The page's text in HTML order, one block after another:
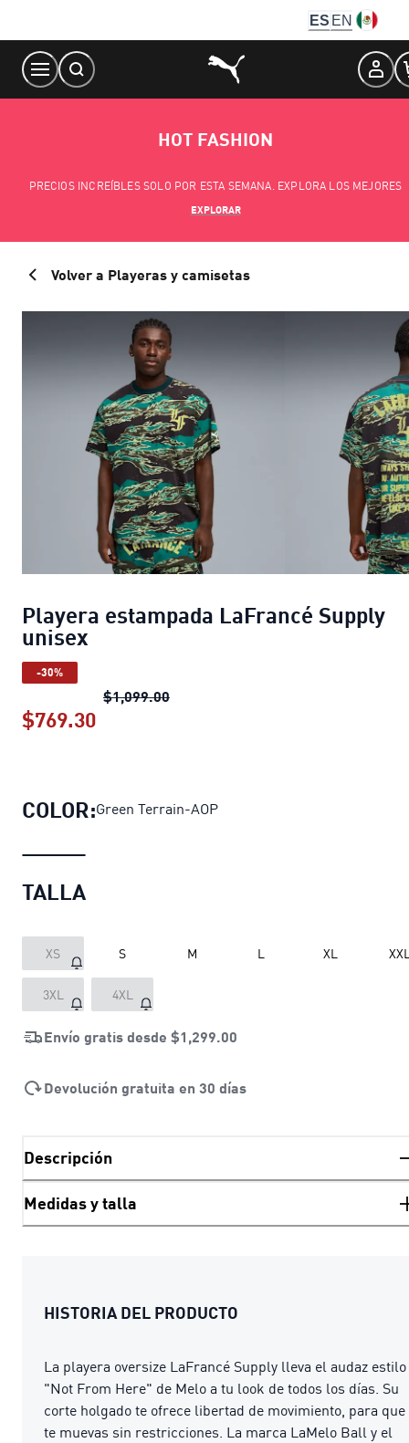
Content
ES EN
HOT FASHION
PRECIOS INCREÍBLES SOLO POR ESTA SEMANA. EXPLORA LOS MEJORES
EXPLORAR
Volver a Playeras y camisetas
Playera estampada LaFrancé Supply
unisex
-30%
$1,099.00Playera estampada LaFrancé
$769.30
COLOR:Green Terrain-AOP
TALLA
XS S M L XL
3XL 4XL
Envío gratis desde $1,299.00
Devolución gratuita en 30 días
Descripción
Medidas y talla
HISTORIA DEL PRODUCTO
La playera oversize LaFrancé Supply lleva el audaz estilo
"Not From Here" de Melo a tu look de todos los días. Su
corte holgado te ofrece libertad de movimiento, para que
te muevas sin restricciones. La marca LaMelo Ball y el